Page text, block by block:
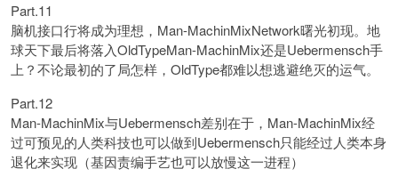
Part.11
脑机接口行将成为理想，Man-MachinMixNetwork曙光初现。地
球天下最后将落入OldTypeMan-MachinMix还是Uebermensch手
上？不论最初的了局怎样，OldType都难以想逃避绝灭的运气。
Part.12
Man-MachinMix与Uebermensch差别在于，Man-MachinMix经
过可预见的人类科技也可以做到Uebermensch只能经过人类本身
退化来实现（基因责编手艺也可以放慢这一进程）